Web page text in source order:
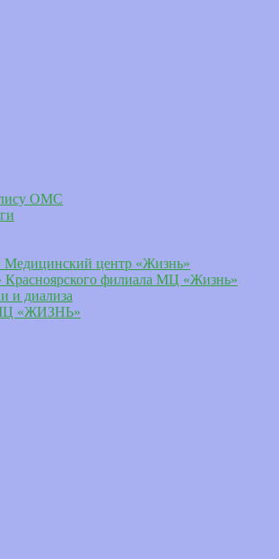
ОМС
центр «Жизнь»
Красноярского филиала МЦ «Жизнь»
и диализа
«ЖИЗНЬ»